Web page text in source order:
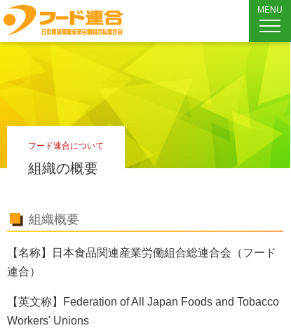
MENU
フード連合について
組織の概要
組織概要
【名称】日本食品関連産業労働組合総連合会（フード
連合）
【英文称】Federation of All Japan Foods and Tobacco
Workers' Unions